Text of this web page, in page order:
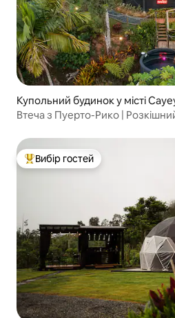
Купольний будинок у місті
Втеча з Пуерто-Рико |
Топ вибір гостей
Вибір гостей